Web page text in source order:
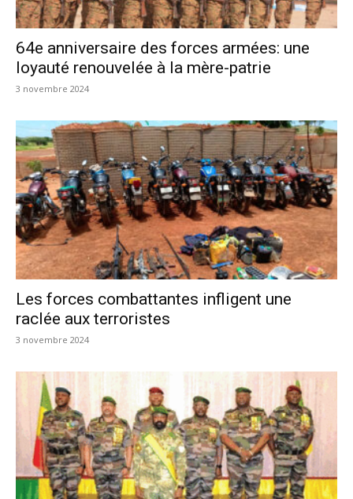
64e anniversaire des forces armées: une
loyauté renouvelée à la mère-patrie
3 novembre 2024
Les forces combattantes infligent une
raclée aux terroristes
3 novembre 2024